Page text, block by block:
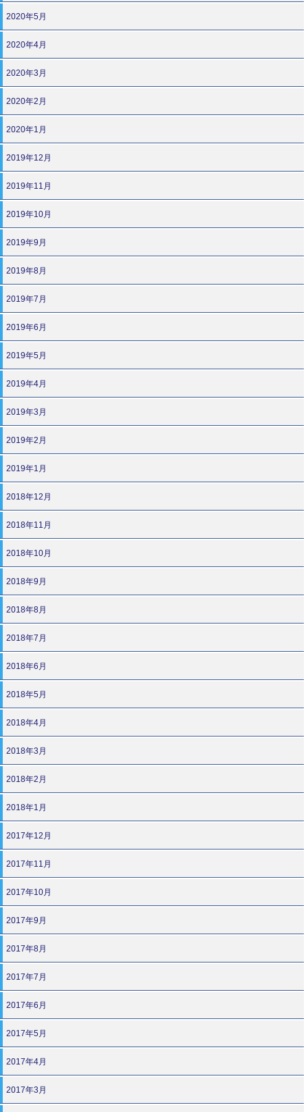
2020年5月
2020年4月
2020年3月
2020年2月
2020年1月
2019年12月
2019年11月
2019年10月
2019年9月
2019年8月
2019年7月
2019年6月
2019年5月
2019年4月
2019年3月
2019年2月
2019年1月
2018年12月
2018年11月
2018年10月
2018年9月
2018年8月
2018年7月
2018年6月
2018年5月
2018年4月
2018年3月
2018年2月
2018年1月
2017年12月
2017年11月
2017年10月
2017年9月
2017年8月
2017年7月
2017年6月
2017年5月
2017年4月
2017年3月